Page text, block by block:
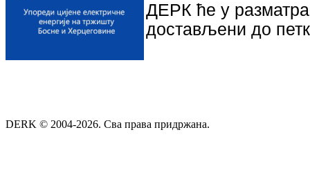
ДЕРК ће у
достављени до
DERK © 2004-2026. Сва права придржана.